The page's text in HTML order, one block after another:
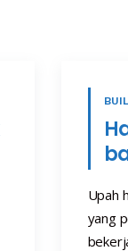
Upah
yang